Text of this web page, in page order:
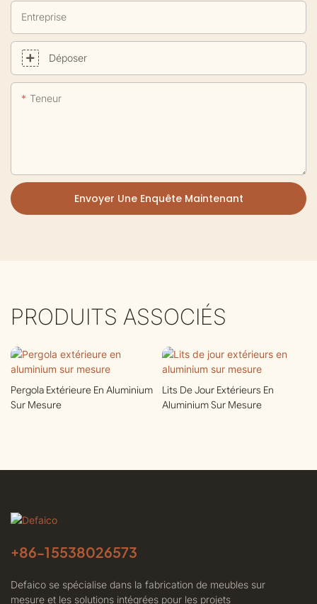
Entreprise
Déposer
Teneur
Envoyer Une Enquête Maintenant
PRODUITS ASSOCIÉS
Pergola Extérieure En Aluminium
Sur Mesure
Lits De Jour Extérieurs En
Aluminium Sur Mesure
+86-15538026573
Defaico se spécialise dans la fabrication de meubles sur
mesure et les solutions intégrées pour les projets